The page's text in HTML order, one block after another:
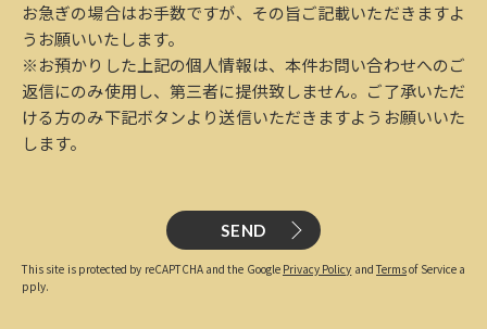
お急ぎの場合はお手数ですが、その旨ご記載いただきますよ
うお願いいたします。
※お預かりした上記の個人情報は、本件お問い合わせへのご
返信にのみ使用し、第三者に提供致しません。ご了承いただ
ける方のみ下記ボタンより送信いただきますようお願いいた
します。
SEND
This site is protected by reCAPTCHA and the Google Privacy Policy andTermsof Service a
pply.